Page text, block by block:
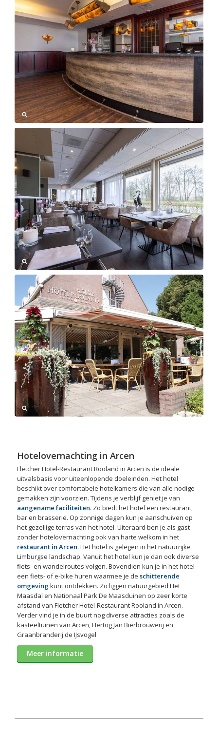
Hotelovernachting in Arcen
Fletcher Hotel-Restaurant Rooland in Arcen is de ideale
uitvalsbasis voor uiteenlopende doeleinden. Het hotel
beschikt over comfortabele hotelkamers die van alle nodige
gemakken zijn voorzien. Tijdens je verblijf geniet je van
aangename faciliteiten. Zo biedt het hotel een restaurant,
bar en brasserie. Op zonnige dagen kun je aanschuiven op
het gezellige terras van het hotel. Uiteraard ben je als gast
zonder hotelovernachting ook van harte welkom in het
restaurant in Arcen. Het hotel is gelegen in het natuurrijke
Limburgse landschap. Vanuit het hotel kun je dan ook diverse
fiets- en wandelroutes volgen. Bovendien kun je in het hotel
een fiets- of e-bike huren waarmee je de schitterende
omgevingkunt ontdekken. Zo liggen natuurgebied Het
Maasdal en Nationaal Park De Maasduinen op zeer korte
afstand van Fletcher Hotel-Restaurant Rooland in Arcen.
Verder vind je in de buurt nog diverse attracties zoals de
kasteeltuinen van Arcen, Hertog Jan Bierbrouwerij en
Graanbranderij de IJsvogel
Meer informatie